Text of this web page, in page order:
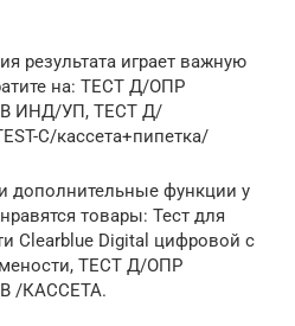
результата играет важную
на: ТЕСТ Д/ОПР
ИНД/УП, ТЕСТ Д/
С/кассета+пипетка/
дополнительные функции у
товары: Тест для
Clearblue Digital цифровой с
ТЕСТ Д/ОПР
/КАССЕТА.